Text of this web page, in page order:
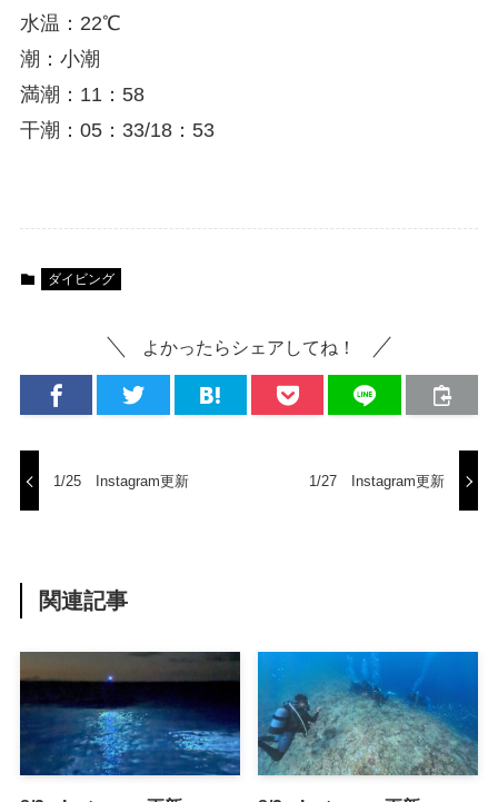
水温：22℃
潮：小潮
満潮：11：58
干潮：05：33/18：53
ダイビング
よかったらシェアしてね！
1/25 Instagram更新 1/27 Instagram更新
関連記事